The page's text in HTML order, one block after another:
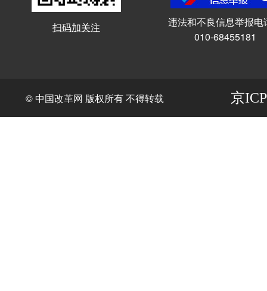
扫码加关注
违法和不良信息举报电
010-68455181
© 中国改革网 版权所有 不得转载 京